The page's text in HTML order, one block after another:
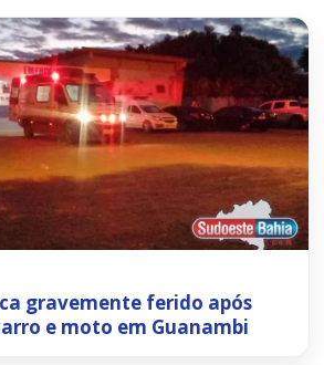
gravemente ferido após
e moto em Guanambi